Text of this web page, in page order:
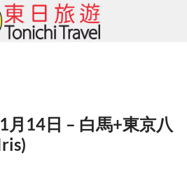
14日 – 白馬+東京八